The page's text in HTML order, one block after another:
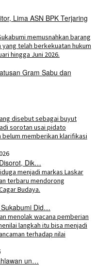
Lima ASN BPK Terjaring
Gram Sabu dan
Dik…
Did…
un…